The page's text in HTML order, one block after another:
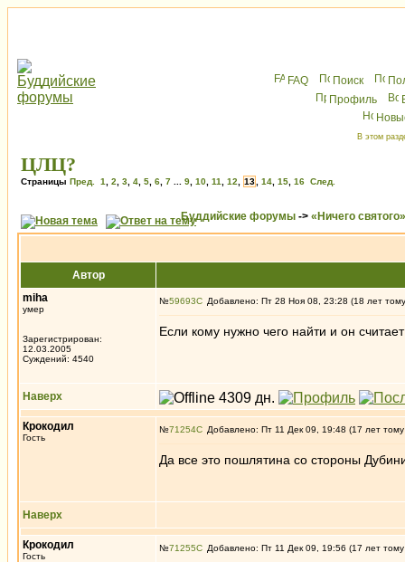
FAQ Поиск
Профиль
В этом
ЦЛЦ?
Страницы Пред. 1 2 3 4 5 6 7 9 10 11 12 13 14 15 16 След.
Буддийские форумы -> «Ничего святого»
Автор
miha
умер
Зарегистрирован:
12.03.2005
Суждений: 4540
№59693 Добавлено: Пт 28 Ноя 08, 23:28 (18 лет
Если кому нужно чего найти и он
Наверх
Крокодил
Гость
№71254 Добавлено: Пт 11 Дек 09, 19:48 (17 лет
Да все это пошлятина со стороны
Наверх
Крокодил
Гость
№71255 Добавлено: Пт 11 Дек 09, 19:56 (17 лет